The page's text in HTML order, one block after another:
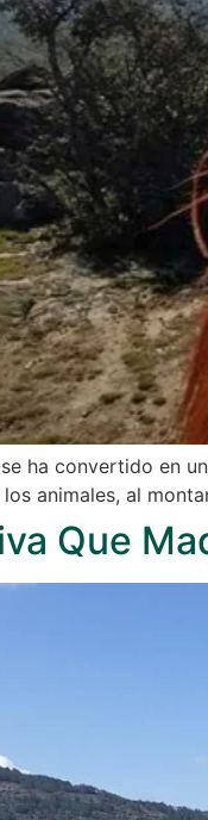
ha convertido en
animales, al
Que